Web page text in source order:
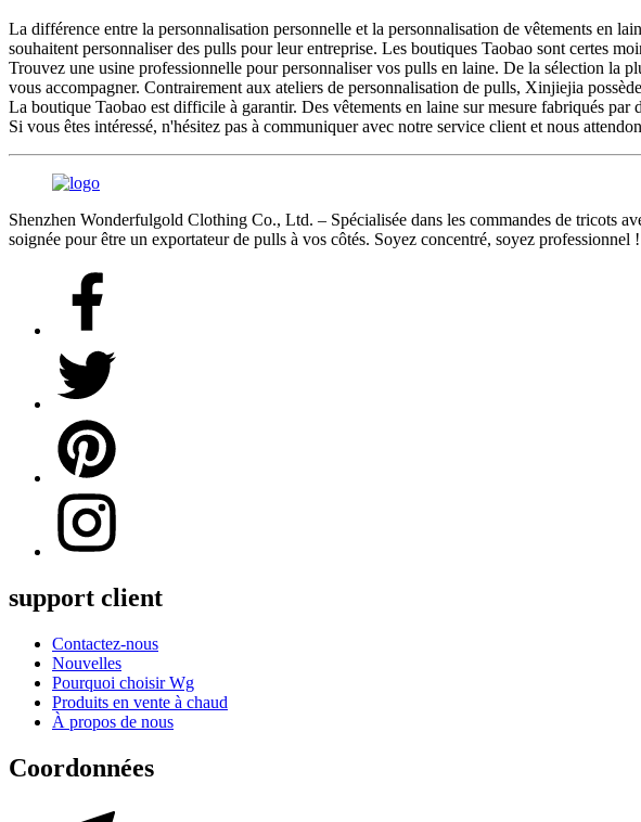
La différence entre la personnalisation personnelle et la personnalisation de vêtements en
souhaitent personnaliser des pulls pour leur entreprise. Les boutiques Taobao sont certes
Trouvez une usine professionnelle pour personnaliser vos pulls en laine. De la sélection la
vous accompagner. Contrairement aux ateliers de personnalisation de pulls, Xinjiejia
La boutique Taobao est difficile à garantir. Des vêtements en laine sur mesure fabriqués par
Si vous êtes intéressé, n'hésitez pas à communiquer avec notre service client et nous
Shenzhen Wonderfulgold Clothing Co., Ltd. – Spécialisée dans les commandes de tricots
soignée pour être un exportateur de pulls à vos côtés. Soyez concentré, soyez professionnel !
support client
Contactez-nous
Nouvelles
Pourquoi choisir Wg
Produits en vente à chaud
À propos de nous
Coordonnées